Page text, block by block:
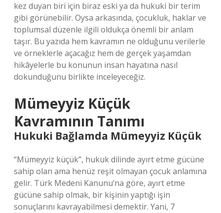
kez duyan biri için biraz eski ya da hukuki bir terim
gibi görünebilir. Oysa arkasında, çocukluk, haklar ve
toplumsal düzenle ilgili oldukça önemli bir anlam
taşır. Bu yazıda hem kavramın ne olduğunu verilerle
ve örneklerle açacağız hem de gerçek yaşamdan
hikâyelerle bu konunun insan hayatına nasıl
dokunduğunu birlikte inceleyeceğiz.
Mümeyyiz Küçük
Kavramının Tanımı
Hukuki Bağlamda Mümeyyiz Küçük
“Mümeyyiz küçük”, hukuk dilinde ayırt etme gücüne
sahip olan ama henüz reşit olmayan çocuk anlamına
gelir. Türk Medeni Kanunu’na göre, ayırt etme
gücüne sahip olmak, bir kişinin yaptığı işin
sonuçlarını kavrayabilmesi demektir. Yani, 7